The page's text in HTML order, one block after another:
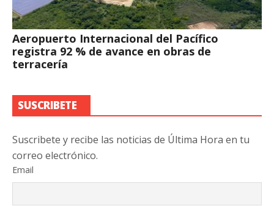
Aeropuerto Internacional del Pacífico
registra 92 % de avance en obras de
terracería
SUSCRIBETE
Suscribete y recibe las noticias de Última Hora en tu
correo electrónico.
Email